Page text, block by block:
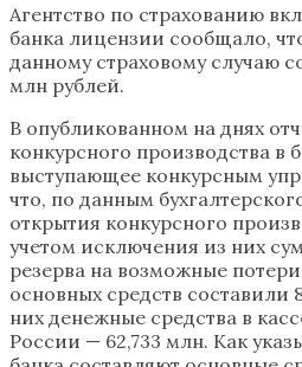
Агентство по страхованию
банка лицензии сообщало,
данному страховому случаю
млн рублей.
В опубликованном на днях
конкурсного производства в
выступающее конкурсным
что, по данным
открытия конкурсного
учетом исключения из них
резерва на возможные
основных средств составили
них денежные средства в
России — 62,733 млн. Как